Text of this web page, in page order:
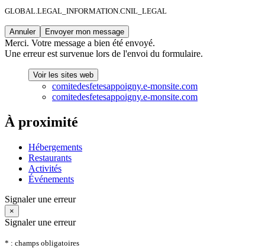
GLOBAL.LEGAL_INFORMATION.CNIL_LEGAL
Annuler Envoyer mon message
Merci. Votre message a bien été envoyé.
Une erreur est survenue lors de l'envoi du formulaire.
Voir les sites web
comitedesfetesappoigny.e-monsite.com
comitedesfetesappoigny.e-monsite.com
À proximité
Hébergements
Restaurants
Activités
Événements
Signaler une erreur
×
Signaler une erreur
* : champs obligatoires